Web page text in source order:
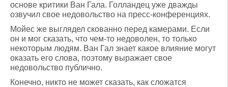
основе критики Ван Гала. Голландец уже дважды
озвучил свое недовольство на пресс-конференциях.
Мойес же выглядел скованно перед камерами. Если
он и мог сказать, что чем-то недоволен, то только
некоторым людям. Ван Гал знает какое влияние могут
оказать его слова, поэтому выражает свое
недовольство публично.
Конечно, никто не может сказать, как сложатся